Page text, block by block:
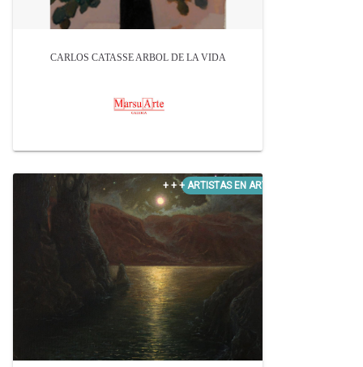
CARLOS CATASSE ARBOL DE LA VIDA